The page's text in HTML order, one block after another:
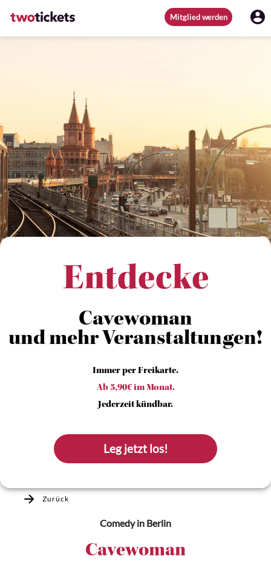
Mitglied werden
Entdecke
Cavewoman
und mehr Veranstaltungen!
Immer per Freikarte.
Ab 5,90€ im Monat.
Jederzeit kündbar.
Leg jetzt los!
Zurück
Comedyin Berlin
Cavewoman